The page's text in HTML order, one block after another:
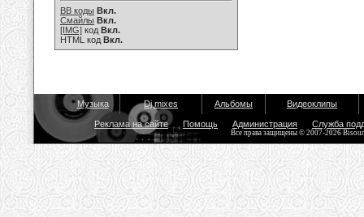
BB коды Вкл.
Смайлы Вкл.
[IMG] код Вкл.
HTML код Вкл.
Музыка Dj mixes Альбомы Видеоклипы
Реклама на сайте Помощь Администрация Служба
Все права защищены © 2007-2026